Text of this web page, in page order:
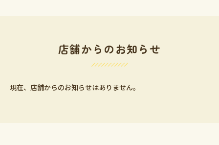
店舗からのお知らせ
現在、店舗からのお知らせはありません。